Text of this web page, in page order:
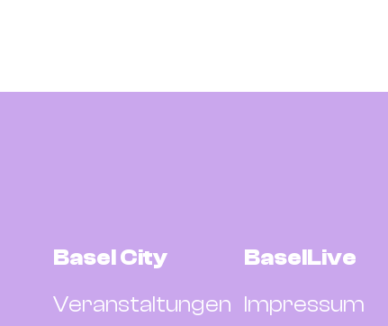
Basel City
Veranstaltungen
BaselLive
Impressum